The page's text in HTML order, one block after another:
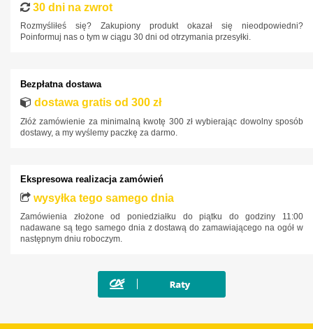
30 dni na zwrot
Rozmyśliłeś się? Zakupiony produkt okazał się nieodpowiedni?
Poinformuj nas o tym w ciągu 30 dni od otrzymania przesyłki.
Bezpłatna dostawa
dostawa gratis od 300 zł
Złóż zamówienie za minimalną kwotę 300 zł wybierając dowolny sposób
dostawy, a my wyślemy paczkę za darmo.
Ekspresowa realizacja zamówień
wysyłka tego samego dnia
Zamówienia złożone od poniedziałku do piątku do godziny 11:00
nadawane są tego samego dnia z dostawą do zamawiającego na ogół w
następnym dniu roboczym.